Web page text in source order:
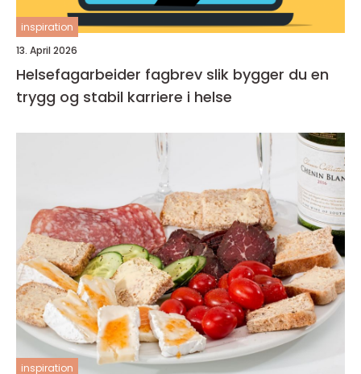
inspiration
13. April 2026
Helsefagarbeider fagbrev slik bygger du en
trygg og stabil karriere i helse
inspiration